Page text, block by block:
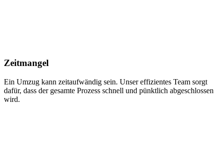
Zeitmangel
Ein Umzug kann zeitaufwändig sein. Unser effizientes Team sorgt
dafür, dass der gesamte Prozess schnell und pünktlich abgeschlossen
wird.